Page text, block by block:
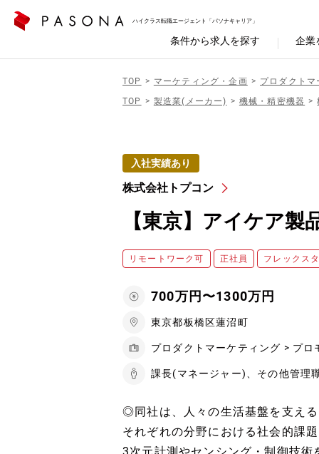
ハイクラス転職エージェント「パソナキャリア」
条件から求人を探す 企業
TOP マーケティング・企画
プロダクト
TOP
製造業(メーカー) 機械・精密機器
入社実績あり
株式会社トプコン
【東京】アイケア
リモートワーク可 正社員 フレックス
700万円〜1300万円
東京都板橋区蓮沼町
プロダクトマーケティング > プロ
課長(マネージャー)、その他管理
◎同社は、人々の生活基盤を支え
それぞれの分野における社会的課